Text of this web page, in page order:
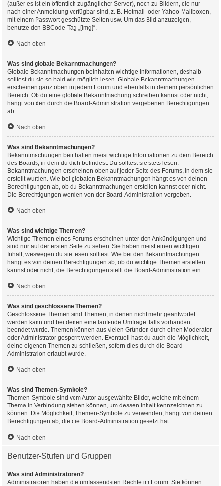
(außer es ist ein öffentlich zugänglicher Server), noch zu Bildern, die nur
nach einer Anmeldung verfügbar sind, z. B. Hotmail- oder Yahoo-Mailboxen,
mit einem Passwort geschützte Seiten usw. Um das Bild anzuzeigen,
benutze den BBCode-Tag „[img]“.
Nach oben
Was sind globale Bekanntmachungen?
Globale Bekanntmachungen beinhalten wichtige Informationen, deshalb
solltest du sie so bald wie möglich lesen. Globale Bekanntmachungen
erscheinen ganz oben in jedem Forum und ebenfalls in deinem persönlichen
Bereich. Ob du eine globale Bekanntmachung schreiben kannst oder nicht,
hängt von den durch die Board-Administration vergebenen Berechtigungen
ab.
Nach oben
Was sind Bekanntmachungen?
Bekanntmachungen beinhalten meist wichtige Informationen zu dem Bereich
des Boards, in dem du dich befindest. Du solltest sie stets lesen.
Bekanntmachungen erscheinen oben auf jeder Seite des Forums, in dem sie
erstellt wurden. Wie bei globalen Bekanntmachungen hängt es von deinen
Berechtigungen ab, ob du Bekanntmachungen erstellen kannst oder nicht.
Die Berechtigungen werden von der Board-Administration vergeben.
Nach oben
Was sind wichtige Themen?
Wichtige Themen eines Forums erscheinen unter den Ankündigungen und
sind nur auf der ersten Seite zu sehen. Sie haben meist einen wichtigen
Inhalt, weswegen du sie lesen solltest. Wie bei den Bekanntmachungen
hängt es von deinen Berechtigungen ab, ob du wichtige Themen erstellen
kannst oder nicht; die Berechtigungen stellt die Board-Administration ein.
Nach oben
Was sind geschlossene Themen?
Geschlossene Themen sind Themen, in denen nicht mehr geantwortet
werden kann und bei denen eine laufende Umfrage, falls vorhanden,
beendet wurde. Themen können aus vielen Gründen durch einen Moderator
oder Administrator gesperrt werden. Eventuell hast du auch die Möglichkeit,
deine eigenen Themen zu schließen, sofern dies durch die Board-
Administration erlaubt wurde.
Nach oben
Was sind Themen-Symbole?
Themen-Symbole sind vom Autor ausgewählte Bilder, welche mit einem
Thema in Verbindung stehen können, um dessen Inhalt kennzeichnen zu
können. Die Möglichkeit, Themen-Symbole zu verwenden, hängt von deinen
Berechtigungen ab, die die Board-Administration gesetzt hat.
Nach oben
Benutzer-Stufen und Gruppen
Was sind Administratoren?
Administratoren haben die umfassendsten Rechte im Forum. Sie können